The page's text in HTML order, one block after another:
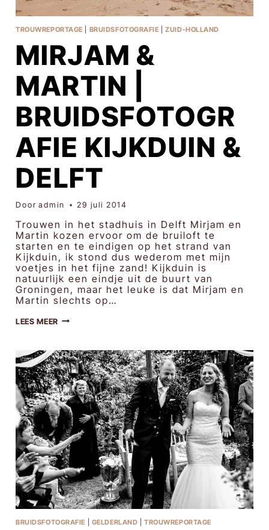
TROUWREPORTAGE BRUIDSFOTOGRAFIE |ZUID-HOLLAND
MIRJAM &
MARTIN |
BRUIDSFOTOGR
AFIE KIJKDUIN &
DELFT
Door admin 29 juli 2014
Trouwen in het stadhuis in Delft Mirjam en
Martin kozen ervoor om de bruiloft te
starten en te eindigen op het strand van
Kijkduin, ik stond dus wederom met mijn
voetjes in het fijne zand! Kijkduin is
natuurlijk een eindje uit de buurt van
Groningen, maar het leuke is dat Mirjam en
Martin slechts op…
LEES MEERMIRJAM
&
BRUIDSFOTOGRAFIE
KIJKDUIN
&
DELFT
BRUIDSFOTOGRAFIE GELDERLAND |TROUWREPORTAGE